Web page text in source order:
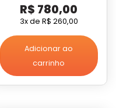
R$ 780,00
3x de R$ 260,00
Adicionar ao
carrinho